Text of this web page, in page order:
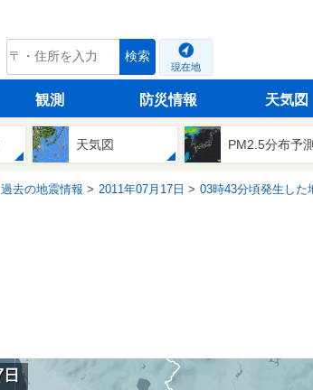
tenki.jp 検索
現在地
観測 防災情報 天気図
天気図 PM2.5分布予測
過去の地震情報 2011年07月17日 03時43分頃発生した